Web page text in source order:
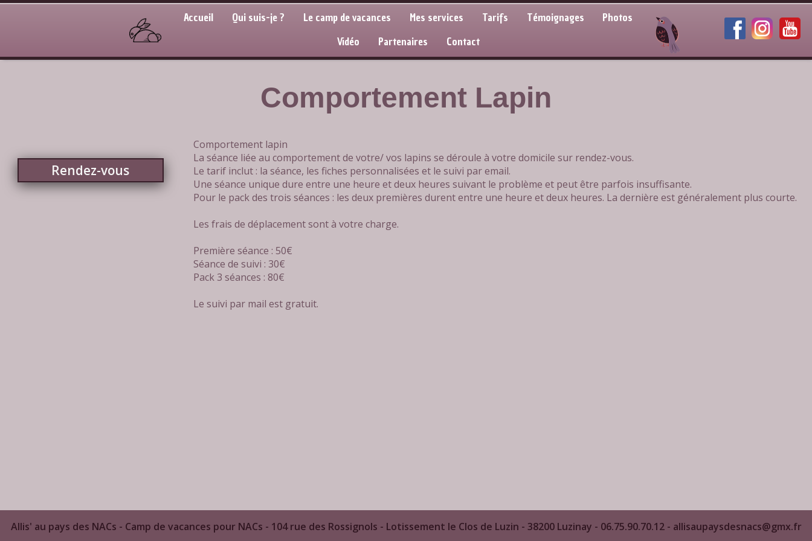
Accueil Qui suis-je ? Le camp de vacances Mes services Tarifs Témoignages
Photos
Vidéo
Partenaires Contact
Comportement Lapin
Rendez-vous
Comportement lapin
La séance liée au comportement de votre/ vos lapins se déroule à votre domicile sur rendez-vous.
Le tarif inclut : la séance, les fiches personnalisées et le suivi par email.
Une séance unique dure entre une heure et deux heures suivant le problème et peut être parfois insuffisante.
Pour le pack des trois séances : les deux premières durent entre une heure et deux heures. La dernière est généralement plus courte.
Les frais de déplacement sont à votre charge.
Première séance : 50€
Séance de suivi : 30€
Pack 3 séances : 80€
Le suivi par mail est gratuit. ​
Allis' au pays des NACs - Camp de vacances pour NACs - 104 rue des Rossignols - Lotissement le Clos de Luzin - 38200 Luzinay - 06.75.90.70.12 - allisaupaysdesnacs@gmx.fr